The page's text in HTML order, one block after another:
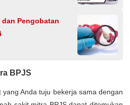
Pengobatan
BPJS
Anda tuju bekerja sama dengan